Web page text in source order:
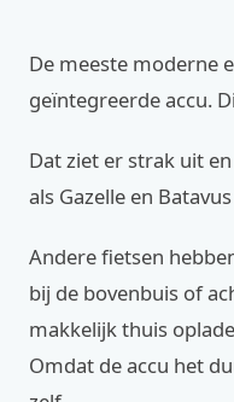
De meeste moderne
geïntegreerde accu.
Dat ziet er strak uit
als Gazelle en
Andere fietsen
bij de bovenbuis of
makkelijk thuis
Omdat de accu het